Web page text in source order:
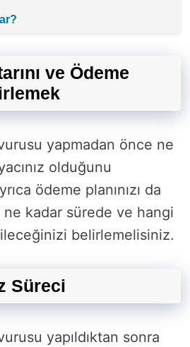
ve Ödeme
yapmadan önce ne
olduğunu
ödeme planınızı da
kadar sürede ve hangi
belirlemelisiniz.
Süreci
yapıldıktan sonra